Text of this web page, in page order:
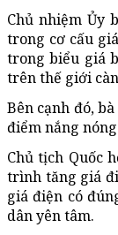
Chủ nhiệm Ủy
trong cơ cấu
trong biểu giá
trên thế giới
Bên cạnh đó,
điểm nắng
Chủ tịch Quốc
trình tăng giá
giá điện có
dân yên tâm.